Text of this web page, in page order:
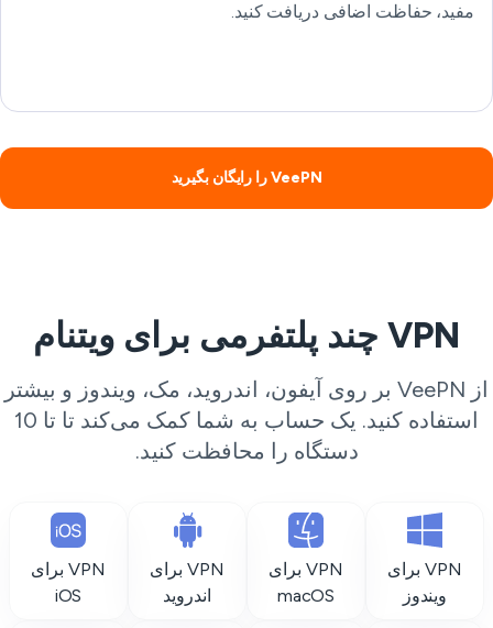
مفید، حفاظت اضافی دریافت کنید.
VeePN را رایگان بگیرید
VPN چند پلتفرمی برای ویتنام
از VeePN بر روی آیفون، اندروید، مک، ویندوز و بیشتر
استفاده کنید. یک حساب به شما کمک می‌کند تا تا 10
دستگاه را محافظت کنید.
VPN برای
ویندوز
VPN برای
macOS
VPN برای
اندروید
VPN برای
iOS